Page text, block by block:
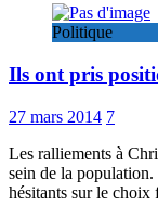
Politique
Ils ont pris
27 mars 2014 7
Les ralliements à
sein de la population.
hésitants sur le choix